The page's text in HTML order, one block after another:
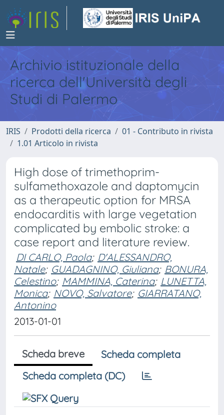
Archivio istituzionale della
ricerca dell'Università degli
Studi di Palermo
IRIS Prodotti della ricerca
01 - Contributo in rivista
1.01 Articolo in rivista
High dose of trimethoprim-
sulfamethoxazole and daptomycin
as a therapeutic option for MRSA
endocarditis with large vegetation
complicated by embolic stroke: a
case report and literature review.
DI CARLO, Paola; D'ALESSANDRO,
Natale; GUADAGNINO, Giuliana; BONURA,
Celestino; MAMMINA, Caterina; LUNETTA,
Monica; NOVO, Salvatore; GIARRATANO,
Antonino
2013-01-01
Scheda breve
Scheda completa
Scheda completa (DC)